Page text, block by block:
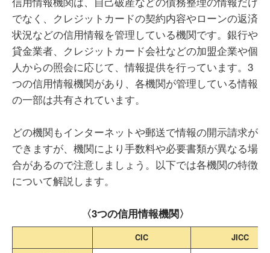
でなく、クレジットカードの契約内容やローンの返済
状況などの信用情報を管理している機関です。銀行や
貸金業者、クレジットカード会社などの加盟企業や個
人からの照会に応じて、情報提供を行っています。3
つの信用情報機関があり、各機関が管理している情報
の一部は共有されています。
どの機関もインターネットや郵送で情報の開示請求が
できますが、機関により手数料や必要書類が異なる場
合があるので注意しましょう。以下では各機関の特徴
について解説します。
〈3つの信用情報機関〉
CIC
JICC